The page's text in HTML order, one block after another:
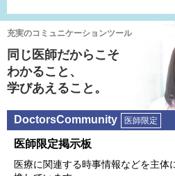
充実のコミュニケーションツール
同じ医師だからこそ
わかること、
学びあえること。
DoctorsCommunity 医師限定
医師限定掲⽰板
医療に関連する時事情報などを主体